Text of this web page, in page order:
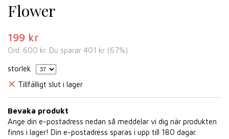
Flower
199 kr
Ord. 600 kr. Du sparar 401 kr (67%)
storlek
Tillfälligt slut i lager
Bevaka produkt
Ange din e-postadress nedan så meddelar vi dig när produkten
finns i lager! Din e-postadress sparas i upp till 180 dagar.